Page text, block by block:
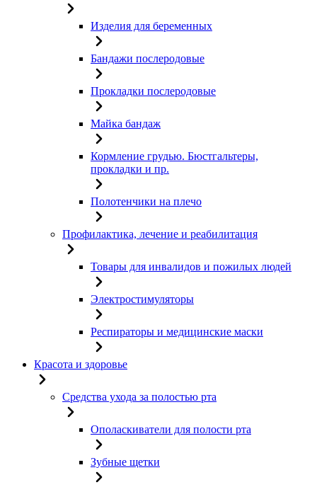
Изделия для беременных
Бандажи послеродовые
Прокладки послеродовые
Майка бандаж
Кормление грудью. Бюстгальтеры,
прокладки и пр.
Полотенчики на плечо
Профилактика, лечение и реабилитация
Товары для инвалидов и пожилых людей
Электростимуляторы
Респираторы и медицинские маски
Красота и здоровье
Средства ухода за полостью рта
Ополаскиватели для полости рта
Зубные щетки